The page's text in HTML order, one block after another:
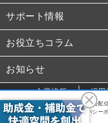
利便性向上や利用状況の分析、広告配
いては、当社のプライバシー
サポート情報
お役立ちコラム
お知らせ
企業情報 採用
©